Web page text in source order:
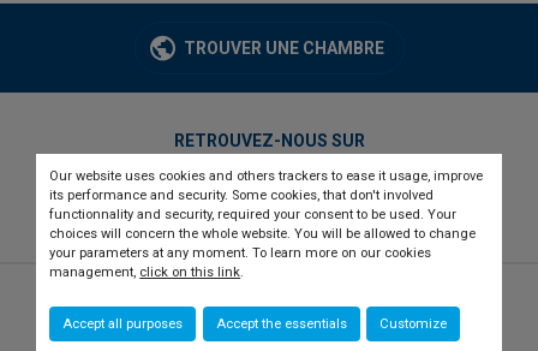
Our website uses cookies and others trackers to ease it usage, improve
its performance and security. Some cookies, that don't involved
functionnality and security, required your consent to be used. Your
choices will concern the whole website. You will be allowed to change
your parameters at any moment. To learn more on our cookies
management, click on this link.
Accept all purposes Accept the essentials Customize
TROUVER UNE CHAMBRE
RETROUVEZ-NOUS SUR
twitterlinkedinyoutube
Qui sommes-nous ?
Recrutement Presse Contact